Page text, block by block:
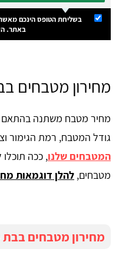
בשליחת הטופס הינכם
באתר.
מחירון מטבחים
מחיר מטבח משתנה בהתאם
גודל המטבח, רמת הגימור
המטבחים שלנו, ככה תוכלו
מטבחים, להלן דוגמאות
מחירון מטבחים